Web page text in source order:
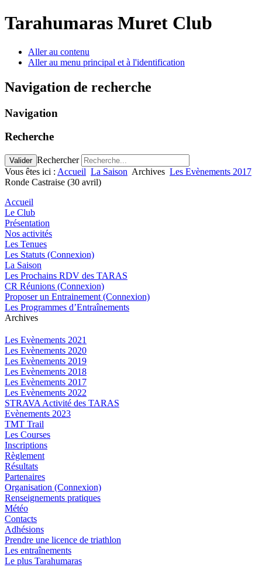
Tarahumaras Muret Club
Aller au contenu
Aller au menu principal et à l'identification
Navigation de recherche
Navigation
Recherche
Valider Rechercher
Vous êtes ici : Accueil La Saison Archives Les Evènements 2017
Ronde Castraise (30 avril)
Accueil
Le Club
Présentation
Nos activités
Les Tenues
Les Statuts (Connexion)
La Saison
Les Prochains RDV des TARAS
CR Réunions (Connexion)
Proposer un Entrainement (Connexion)
Les Programmes d’Entraînements
Archives
Les Evènements 2021
Les Evènements 2020
Les Evènements 2019
Les Evènements 2018
Les Evènements 2017
Les Evènements 2022
STRAVA Activité des TARAS
Evènements 2023
TMT Trail
Les Courses
Inscriptions
Règlement
Résultats
Partenaires
Organisation (Connexion)
Renseignements pratiques
Météo
Contacts
Adhésions
Prendre une licence de triathlon
Les entraînements
Le plus Tarahumaras